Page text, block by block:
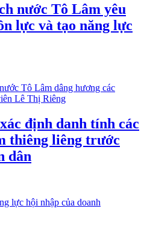
nước Tô Lâm yêu
lực và tạo năng lực
định danh tính các
thiêng liêng trước
dân